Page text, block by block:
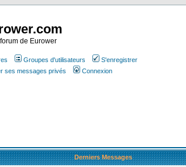
de Eurower
Groupes d'utilisateurs
S'enregistrer
ses messages privés Connexion
Derniers Messages